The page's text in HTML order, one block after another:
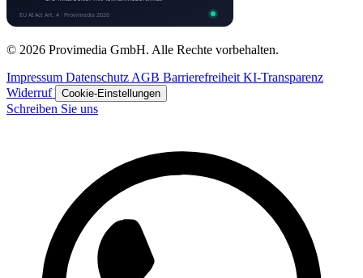
© 2026 Provimedia GmbH. Alle Rechte vorbehalten.
Impressum Datenschutz AGB Barrierefreiheit KI-Transparenz
Widerruf
Cookie-Einstellungen
Schreiben Sie uns